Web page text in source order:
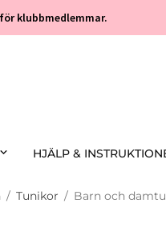
klubbmedlemmar.
HJÄLP &
/ Tunikor / Barn och